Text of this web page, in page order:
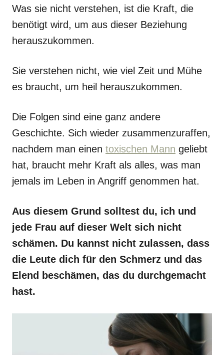
Was sie nicht verstehen, ist die Kraft, die
benötigt wird, um aus dieser Beziehung
herauszukommen.
Sie verstehen nicht, wie viel Zeit und Mühe
es braucht, um heil herauszukommen.
Die Folgen sind eine ganz andere
Geschichte. Sich wieder zusammenzuraffen,
nachdem man einen toxischen Mann geliebt
hat, braucht mehr Kraft als alles, was man
jemals im Leben in Angriff genommen hat.
Aus diesem Grund solltest du, ich und
jede Frau auf dieser Welt sich nicht
schämen. Du kannst nicht zulassen, dass
die Leute dich für den Schmerz und das
Elend beschämen, das du durchgemacht
hast.